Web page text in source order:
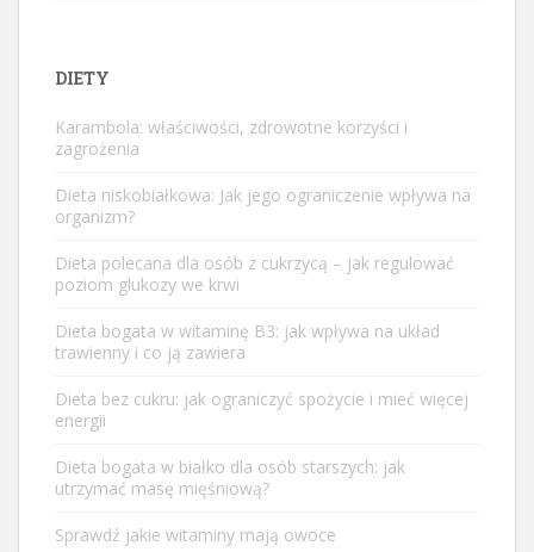
DIETY
Karambola: właściwości, zdrowotne korzyści i
zagrożenia
Dieta niskobiałkowa: Jak jego ograniczenie wpływa na
organizm?
Dieta polecana dla osób z cukrzycą – jak regulować
poziom glukozy we krwi
Dieta bogata w witaminę B3: jak wpływa na układ
trawienny i co ją zawiera
Dieta bez cukru: jak ograniczyć spożycie i mieć więcej
energii
Dieta bogata w białko dla osób starszych: jak
utrzymać masę mięśniową?
Sprawdź jakie witaminy mają owoce